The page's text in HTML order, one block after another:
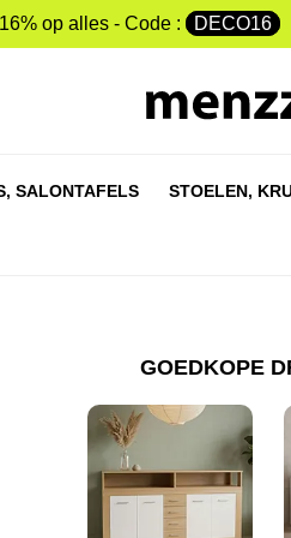
op alles - Code : DECO16
SALONTAFELS STOELEN,
GOEDKOPE